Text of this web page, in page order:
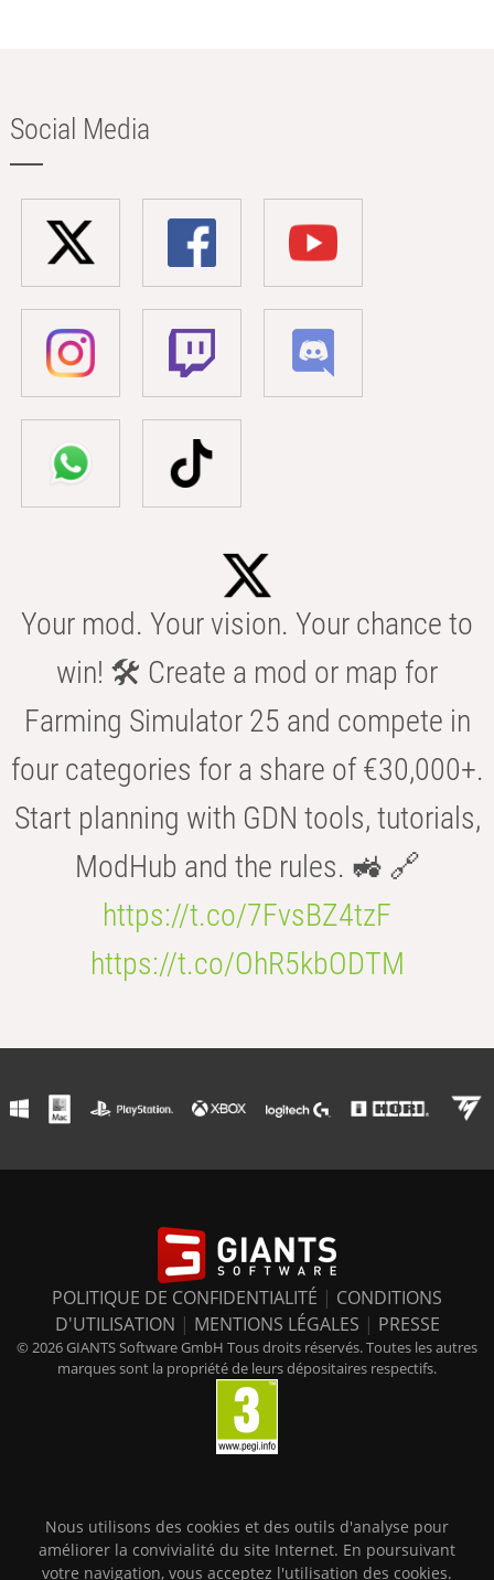
Social Media
Your mod. Your vision. Your chance to
win! 🛠️ Create a mod or map for
Farming Simulator 25 and compete in
four categories for a share of €30,000+.
Start planning with GDN tools, tutorials,
ModHub and the rules. 🚜 🔗
https://t.co/7FvsBZ4tzF
https://t.co/OhR5kbODTM
POLITIQUE DE CONFIDENTIALITÉ | CONDITIONS
D'UTILISATION | MENTIONS LÉGALES | PRESSE
© 2026 GIANTS Software GmbH Tous droits réservés. Toutes les autres
marques sont la propriété de leurs dépositaires respectifs.
Nous utilisons des cookies et des outils d'analyse pour
améliorer la convivialité du site Internet. En poursuivant
votre navigation, vous acceptez l'utilisation des cookies.